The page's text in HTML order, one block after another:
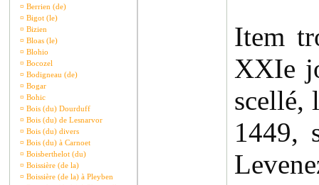
¤ Berrien (de)
¤ Bigot (le)
¤ Bizien
¤ Bloas (le)
¤ Blohio
¤ Bocozel
¤ Bodigneau (de)
¤ Bogar
¤ Bohic
¤ Bois (du) Dourduff
¤ Bois (du) de Lesnarvor
¤ Bois (du) divers
¤ Bois (du) à Carnoet
¤ Boisberthelot (du)
¤ Boissière (de la)
¤ Boissière (de la) à Pleyben
Item
XXIe
scellé,
1449,